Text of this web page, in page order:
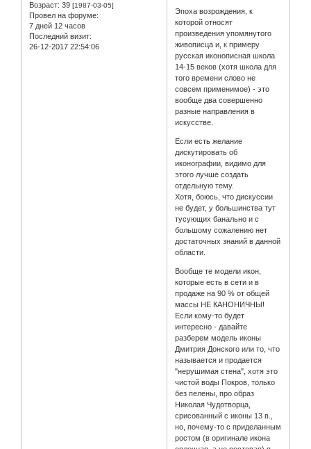
Возраст: 39 [1987-03-05]
Провел на форуме:
7 дней 12 часов
Последний визит:
26-12-2017 22:54:06
Эпоха возрождения, к
которой относят
произведения упомянутого
живописца и, к примеру
русская иконописная школа
14-15 веков (хотя школа для
того времени слово не
совсем применимое) - это
вообще два совершенно
разные направления в
искусстве.
Если есть желание
дискутировать об
иконографии, видимо для
этого лучше создать
отдельную тему.
Хотя, боюсь, что дискуссии
не будет, у большинства тут
тусующих банально и с
большому сожалению нет
достаточных знаний в данной
области.
Вообще те модели икон,
которые есть в сети и в
продаже на 90 % от общей
массы НЕ КАНОНИЧНЫ!
Если кому-то будет
интересно - давайте
разберем модель иконы
Дмитрия Донского или то, что
называется и продается
"нерушимая стена", хотя это
чистой воды Покров, только
без пелены, про образ
Николая Чудотворца,
срисованный с иконы 13 в.,
но, почему-то с приделанным
ростом (в оригинале икона